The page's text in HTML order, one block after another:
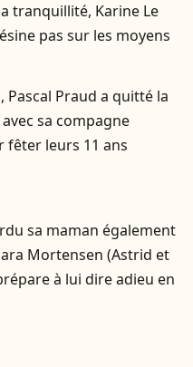
tranquillité, Karine Le
pas sur les moyens
Pascal Praud a quitté la
sa compagne
fêter leurs 11 ans
sa maman également
Mortensen (Astrid et
à lui dire adieu en